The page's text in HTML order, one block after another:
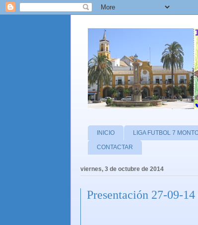
INICIO LIGA FUTBOL 7
CONTACTAR
viernes, 3 de octubre de 2014
Presentación 27-09-